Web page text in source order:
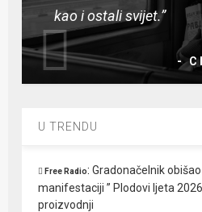
kao i ostali svijet.”
-
U TRENDU
Free Radio:Gradonačelnik
manifestaciji ” Plodovi ljeta
proizvodnji